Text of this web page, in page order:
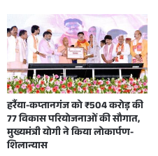
हर्रैया-कप्तानगंज को ₹504 करोड़ की
77 विकास परियोजनाओं की सौगात,
मुख्यमंत्री योगी ने किया लोकार्पण-
शिलान्यास